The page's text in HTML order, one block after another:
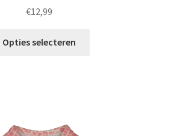
€12,99
Opties selecteren